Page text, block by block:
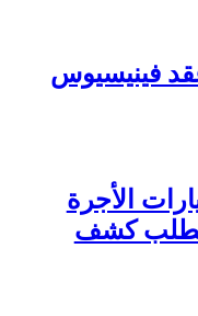
فينيسيوس
الأجرة
مطلب كشف